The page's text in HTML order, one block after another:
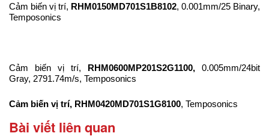
Cảm biến vị trí, RHM0150MD701S1B8102, 0.001mm/25 Binary,
Temposonics
Cảm biến vị trí, RHM0600MP201S2G1100, 0.005mm/24bit
Gray, 2791.74m/s, Temposonics
Cảm biến vị trí, RHM0420MD701S1G8100, Temposonics
Bài viết liên quan